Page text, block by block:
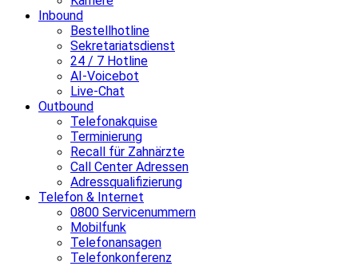
Inbound
Bestellhotline
Sekretariatsdienst
24 / 7 Hotline
AI-Voicebot
Live-Chat
Outbound
Telefonakquise
Terminierung
Recall für Zahnärzte
Call Center Adressen
Adressqualifizierung
Telefon & Internet
0800 Servicenummern
Mobilfunk
Telefonansagen
Telefonkonferenz